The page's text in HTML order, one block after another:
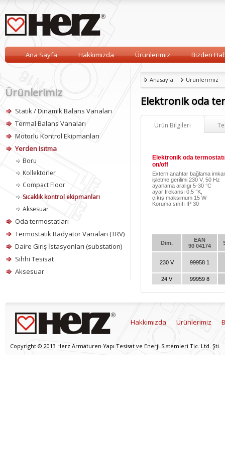
Ana Sayfa Hakkımızda Ürünlerimiz Bizden
Ürünlerimiz
Statik / Dinamik Balans Vanaları
Termal Balans Vanaları
Motorlu Kontrol Ekipmanları
Yerden Isıtma
Boru
Kollektörler
Compact Floor
Sıcaklık kontrol ekipmanları
Aksesuar
Oda termostatları
Termostatik Radyatör Vanaları (TRV)
Daire Giriş İstasyonları (substation)
Sıhhi Tesisat
Aksesuar
Anasayfa Ürünlerimiz
Elektronik oda
Ürün Bilgileri
Elektronik oda
on/off
Extern anahtar bağlama
işletme gerilimi 230 V, 50 Hz
ayarlama aralıgı 5-30 °C
ayar frekansı 0,5 °K,
çıkış maksimum 15 W
Koruma sınıfı IP 30
Dim.
EAN
90 04174
230 V 99958 1
24 V 99959 8
Copyright © 2013 Herz Armaturen Yapı Tesisat ve Enerji Sistemleri Tic. Ltd. Şti.
Hakkımızda Ürünlerimiz